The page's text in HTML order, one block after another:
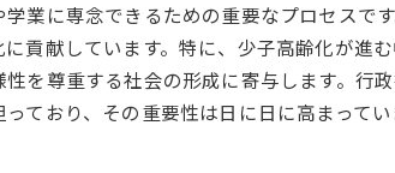
外国人労働者を支える在留資格のエキスパ
ートとしての役割
の具体的な方法
めるエキスパートの条件
業に専念できるための重要なプロセスで
貢献しています。特に、少子高齢化が進
を尊重する社会の形成に寄与します。行
ており、その重要性は日に日に高まってい